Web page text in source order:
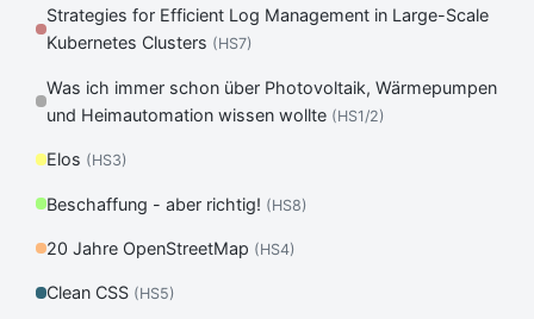
Strategies for Efficient Log Management in Large-Scale
Kubernetes Clusters (HS7)
Was ich immer schon über Photovoltaik, Wärmepumpen
und Heimautomation wissen wollte (HS1/2)
Elos (HS3)
Beschaffung - aber richtig! (HS8)
20 Jahre OpenStreetMap (HS4)
Clean CSS (HS5)